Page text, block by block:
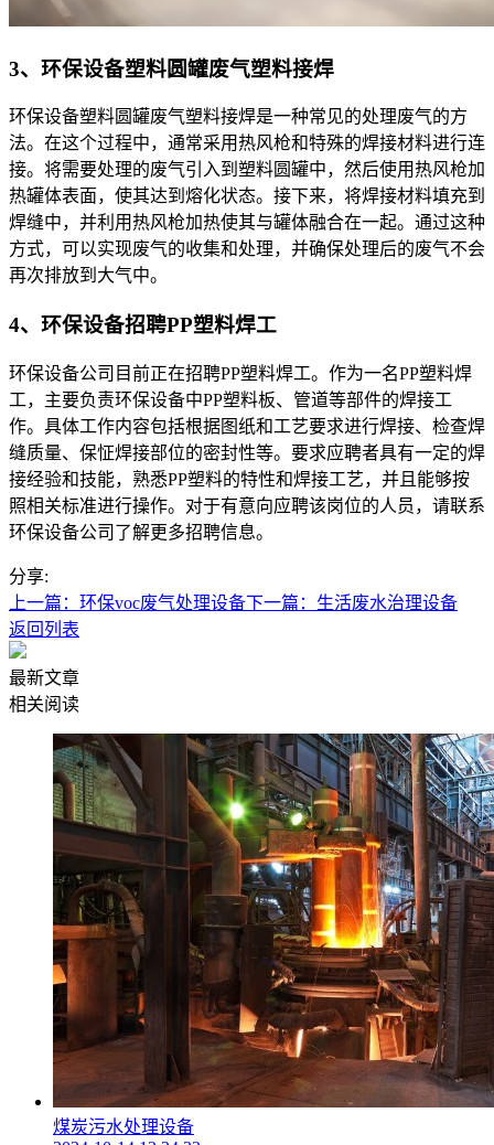
3、环保设备塑料圆罐废气塑料接焊
环保设备塑料圆罐废气塑料接焊是一种常见的处理废气的方
法。在这个过程中，通常采用热风枪和特殊的焊接材料进行连
接。将需要处理的废气引入到塑料圆罐中，然后使用热风枪加
热罐体表面，使其达到熔化状态。接下来，将焊接材料填充到
焊缝中，并利用热风枪加热使其与罐体融合在一起。通过这种
方式，可以实现废气的收集和处理，并确保处理后的废气不会
再次排放到大气中。
4、环保设备招聘PP塑料焊工
环保设备公司目前正在招聘PP塑料焊工。作为一名PP塑料焊
工，主要负责环保设备中PP塑料板、管道等部件的焊接工
作。具体工作内容包括根据图纸和工艺要求进行焊接、检查焊
缝质量、保怔焊接部位的密封性等。要求应聘者具有一定的焊
接经验和技能，熟悉PP塑料的特性和焊接工艺，并且能够按
照相关标准进行操作。对于有意向应聘该岗位的人员，请联系
环保设备公司了解更多招聘信息。
分享:
上一篇：环保voc废气处理设备下一篇：生活废水治理设备
返回列表
最新文章
相关阅读
煤炭污水处理设备